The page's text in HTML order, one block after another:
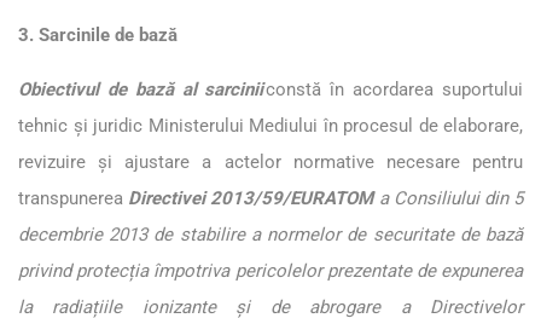
3. Sarcinile de bază
Obiectivul de bază al sarciniiconstă în acordarea suportului
tehnic și juridic Ministerului Mediului în procesul de elaborare,
revizuire și ajustare a actelor normative necesare pentru
transpunerea Directivei 2013/59/EURATOM a Consiliului din 5
decembrie 2013 de stabilire a normelor de securitate de bază
privind protecția împotriva pericolelor prezentate de expunerea
la radiațiile ionizante și de abrogare a Directivelor